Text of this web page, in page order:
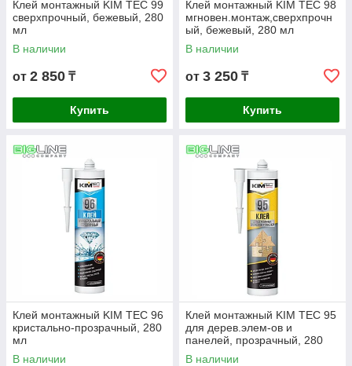
Клей монтажный KIM TEC 99
сверхпрочный, бежевый, 280
мл
В наличии
от 2 850 ₸
Купить
Клей монтажный KIM TEC 98
мгновен.монтаж,сверхпрочн
ый, бежевый, 280 мл
В наличии
от 3 250 ₸
Купить
Клей монтажный KIM TEC 96
кристально-прозрачный, 280
мл
В наличии
Клей монтажный KIM TEC 95
для дерев.элем-ов и
панелей, прозрачный, 280
мл
В наличии